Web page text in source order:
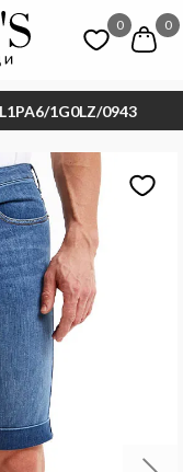
0 0
1G0LZ/0943